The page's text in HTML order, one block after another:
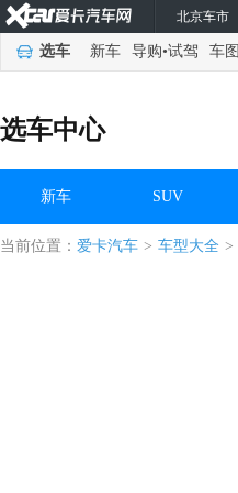
北京车市
选车 新车 导购•试驾 车图
选车中心
新车 SUV
当前位置： 爱卡汽车 > 车型大全 >